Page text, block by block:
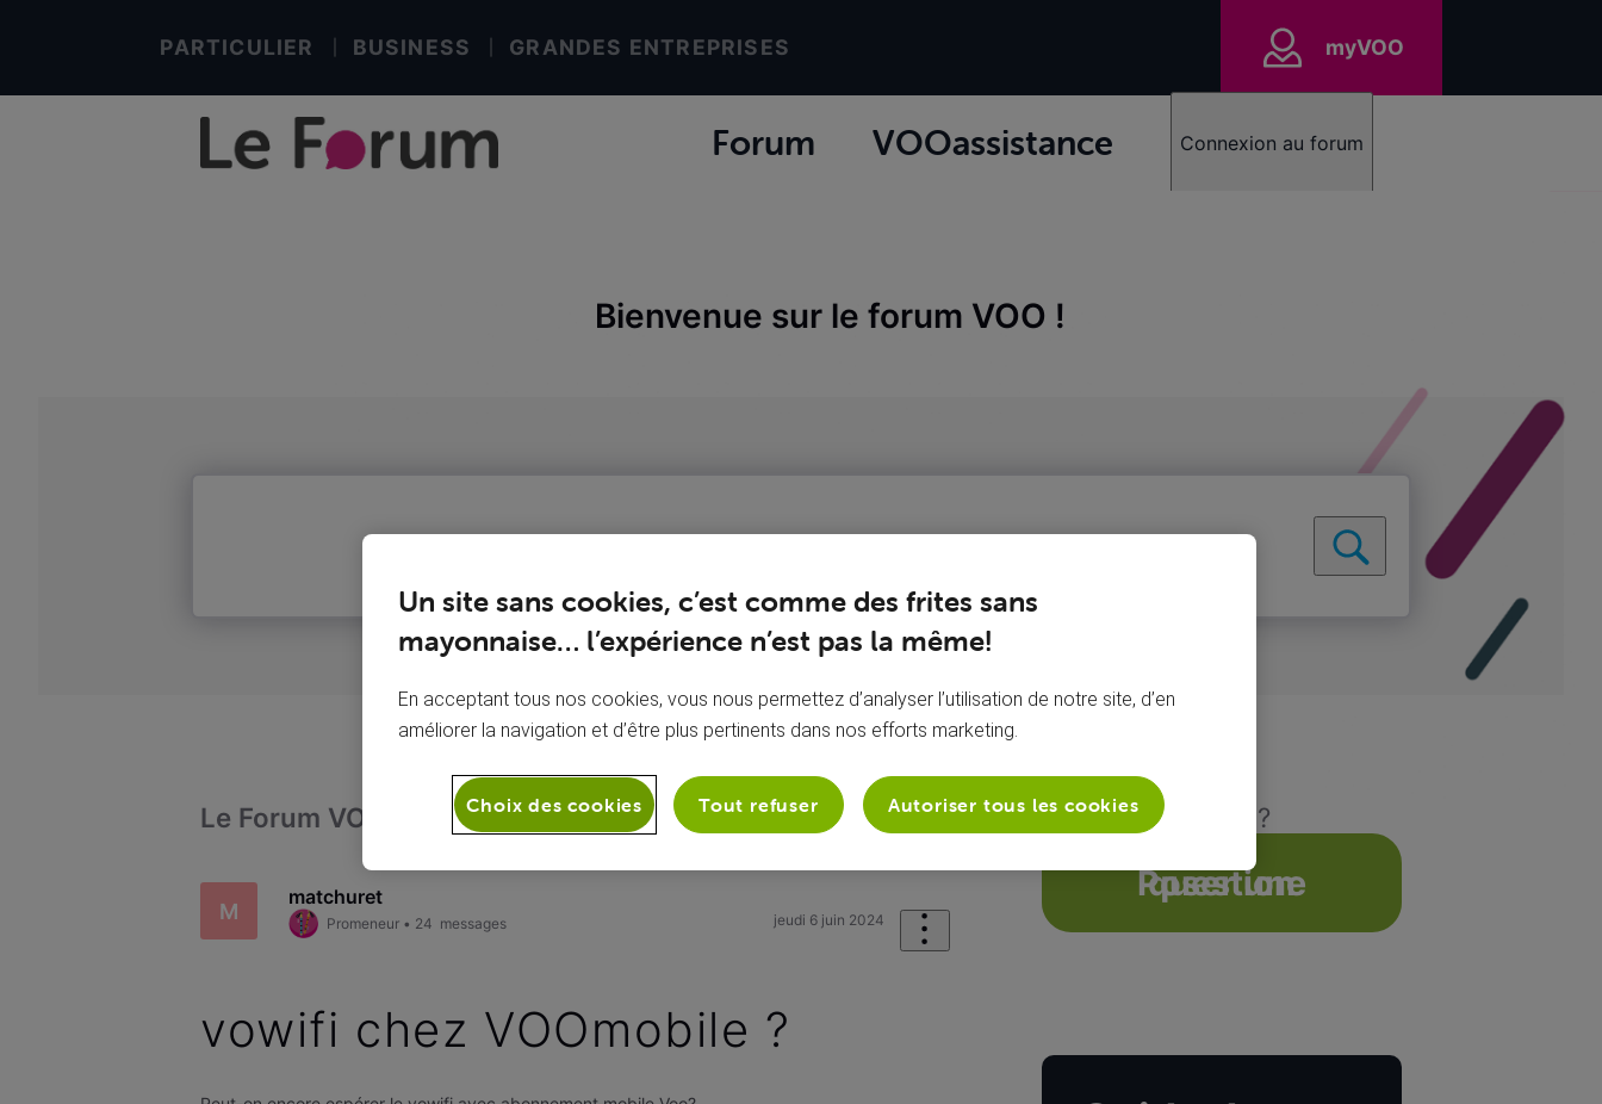
PARTICULIER BUSINESS GRANDES ENTREPRISES myVOO
Forum VOOassistance Connexion au forum
Bienvenue sur le forum VOO !
Le Forum VOO Téléphonie Mon appareil mobile vowifi chez VOOmobile ?
M
matchuret
Promeneur• 24 messages jeudi 6 juin 2024
vowifi chez VOOmobile ?
Poser une question
Un site sans cookies, c’est comme des frites sans
mayonnaise… l’expérience n’est pas la même!
En acceptant tous nos cookies, vous nous permettez d’analyser l’utilisation de notre site, d’en
améliorer la navigation et d’être plus pertinents dans nos efforts marketing.
Tout refuser Autoriser tous les cookies
Choix des cookies